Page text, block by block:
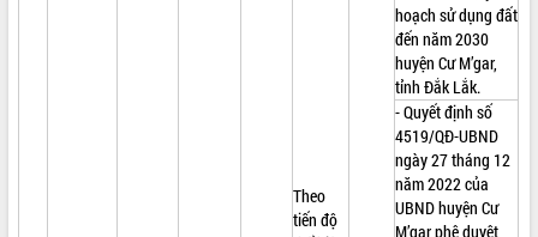
Theo
tiến độ
hoạch sử dụng đất
đến năm 2030
huyện Cư M’gar,
tỉnh Đắk Lắk.
- Quyết định số
4519/QĐ-UBND
ngày 27 tháng 12
năm 2022 của
UBND huyện Cư
M’gar phê duyệt